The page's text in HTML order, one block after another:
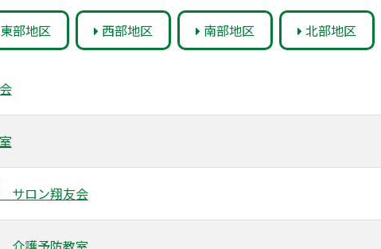
東部地区 西部地区 南部地区 北部地区
サロン翔友会